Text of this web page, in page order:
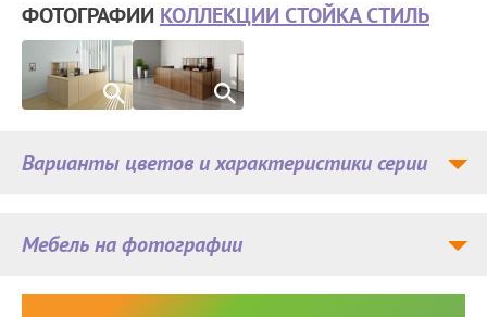
ФОТОГРАФИИ КОЛЛЕКЦИИ СТОЙКА СТИЛЬ
Мебель на фотографии
Варианты цветов и характеристики серии